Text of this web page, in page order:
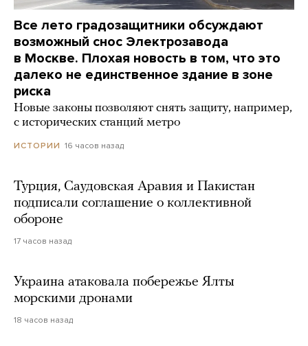
Все лето градозащитники обсуждают
возможный снос Электрозавода
в Москве. Плохая новость в том, что это
далеко не единственное здание в зоне
риска
Новые законы позволяют снять защиту, например,
с исторических станций метро
ИСТОРИИ 16 часов назад
Турция, Саудовская Аравия и Пакистан
подписали соглашение о коллективной
обороне
17 часов назад
Украина атаковала побережье Ялты
морскими дронами
18 часов назад